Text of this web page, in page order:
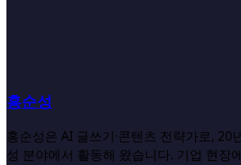
홍순성
홍순성은 AI 글쓰기·콘텐츠 전략가로, 20
성 분야에서 활동해 왔습니다. 기업 현장